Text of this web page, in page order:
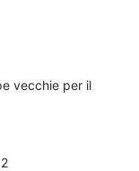
vecchie per il